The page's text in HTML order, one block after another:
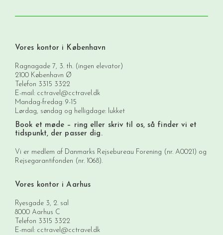
Vores kontor i København
Ragnagade 7, 3. th. (ingen elevator)
2100 København Ø
Telefon 3315 3322
E-mail: cctravel@cctravel.dk
Mandag-fredag: 9-15
Lørdag, søndag og helligdage: lukket
Book et møde – ring eller skriv til os, så finder vi et
tidspunkt, der passer dig.
Vi er medlem af Danmarks Rejsebureau Forening (nr. A0021) og
Rejsegarantifonden (nr. 1068).
Vores kontor i Aarhus
Ryesgade 3, 2. sal
8000 Aarhus C
Telefon 3315 3322
E-mail: cctravel@cctravel.dk